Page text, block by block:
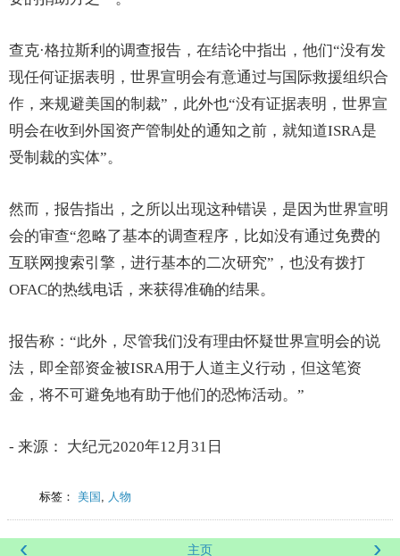
查克·格拉斯利的调查报告，在结论中指出，他们“没有发
现任何证据表明，世界宣明会有意通过与国际救援组织合
作，来规避美国的制裁”，此外也“没有证据表明，世界宣
明会在收到外国资产管制处的通知之前，就知道ISRA是
受制裁的实体”。
然而，报告指出，之所以出现这种错误，是因为世界宣明
会的审查“忽略了基本的调查程序，比如没有通过免费的
互联网搜索引擎，进行基本的二次研究”，也没有拨打
OFAC的热线电话，来获得准确的结果。
报告称：“此外，尽管我们没有理由怀疑世界宣明会的说
法，即全部资金被ISRA用于人道主义行动，但这笔资
金，将不可避免地有助于他们的恐怖活动。”
- 来源： 大纪元2020年12月31日
标签： 美国 人物
‹ ›
主页